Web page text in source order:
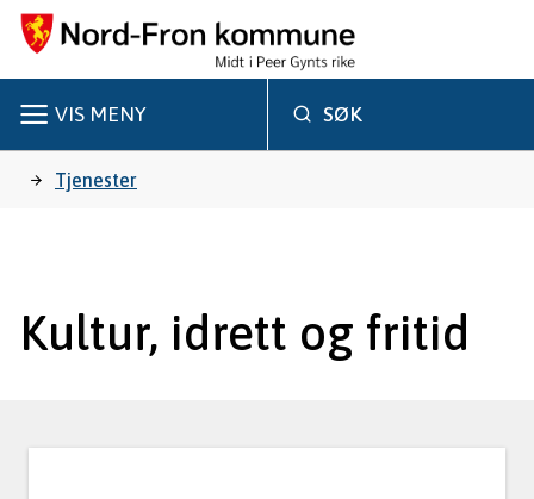
o
r
r
o
k
SØK
VIS MENY
Du Tjenester
Kultur, idrett og fritid